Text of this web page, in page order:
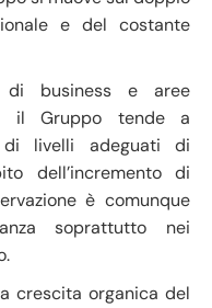
e del costante
di business e aree
il Gruppo tende a
di livelli adeguati di
dell’incremento di
è comunque
soprattutto nei
crescita organica del